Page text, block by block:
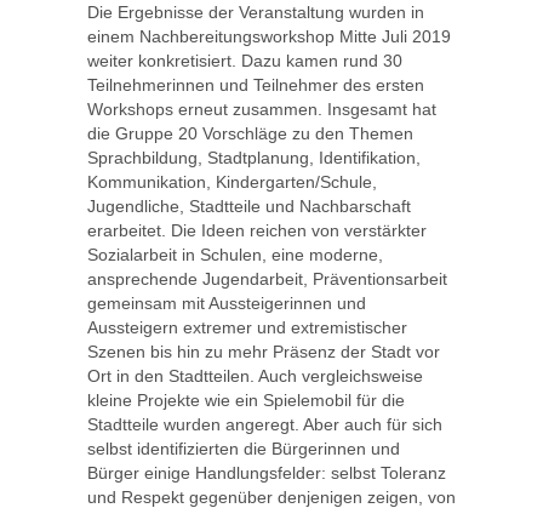
Die Ergebnisse der Veranstaltung wurden in
einem Nachbereitungsworkshop Mitte Juli 2019
weiter konkretisiert. Dazu kamen rund 30
Teilnehmerinnen und Teilnehmer des ersten
Workshops erneut zusammen. Insgesamt hat
die Gruppe 20 Vorschläge zu den Themen
Sprachbildung, Stadtplanung, Identifikation,
Kommunikation, Kindergarten/Schule,
Jugendliche, Stadtteile und Nachbarschaft
erarbeitet. Die Ideen reichen von verstärkter
Sozialarbeit in Schulen, eine moderne,
ansprechende Jugendarbeit, Präventionsarbeit
gemeinsam mit Aussteigerinnen und
Aussteigern extremer und extremistischer
Szenen bis hin zu mehr Präsenz der Stadt vor
Ort in den Stadtteilen. Auch vergleichsweise
kleine Projekte wie ein Spielemobil für die
Stadtteile wurden angeregt. Aber auch für sich
selbst identifizierten die Bürgerinnen und
Bürger einige Handlungsfelder: selbst Toleranz
und Respekt gegenüber denjenigen zeigen, von